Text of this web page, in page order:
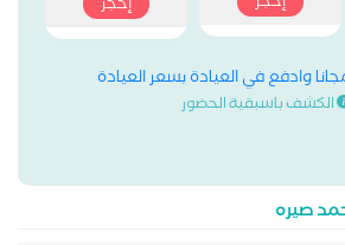
إحجز
وادفع في العيادة بسعر العيادة
الكشف باسبقية الحضور
صيره